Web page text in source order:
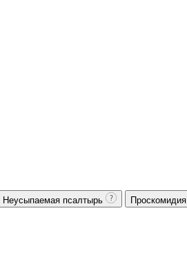
Неусыпаемая псалтырь Проскомидия